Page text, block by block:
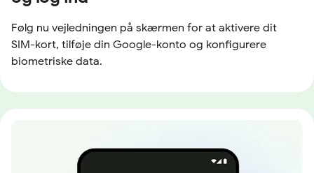
Følg nu vejledningen på skærmen for at aktivere dit
SIM-kort, tilføje din Google-konto og konfigurere
biometriske data.